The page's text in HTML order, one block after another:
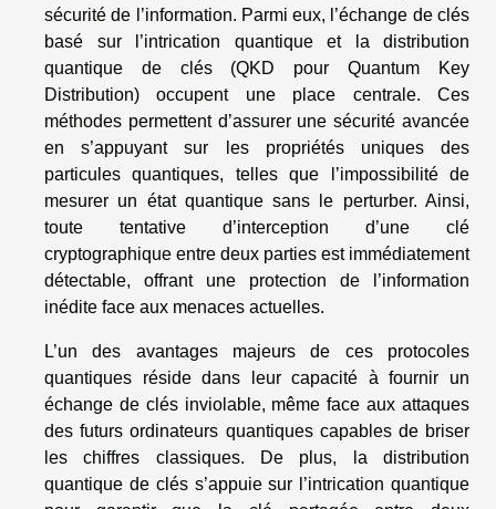
sécurité de l’information. Parmi eux, l’échange de clés
basé sur l’intrication quantique et la distribution
quantique de clés (QKD pour Quantum Key
Distribution) occupent une place centrale. Ces
méthodes permettent d’assurer une sécurité avancée
en s’appuyant sur les propriétés uniques des
particules quantiques, telles que l’impossibilité de
mesurer un état quantique sans le perturber. Ainsi,
toute tentative d’interception d’une clé
cryptographique entre deux parties est immédiatement
détectable, offrant une protection de l’information
inédite face aux menaces actuelles.
L’un des avantages majeurs de ces protocoles
quantiques réside dans leur capacité à fournir un
échange de clés inviolable, même face aux attaques
des futurs ordinateurs quantiques capables de briser
les chiffres classiques. De plus, la distribution
quantique de clés s’appuie sur l’intrication quantique